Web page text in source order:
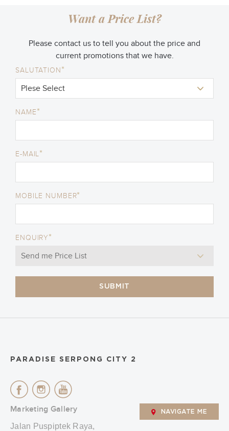
Want a Price List?
Please contact us to tell you about the price and
current promotions that we have.
SALUTATION*
NAME*
E-MAIL*
MOBILE NUMBER*
ENQUIRY*
SUBMIT
PARADISE SERPONG CITY 2
Marketing Gallery
Jalan Puspiptek Raya,
NAVIGATE ME